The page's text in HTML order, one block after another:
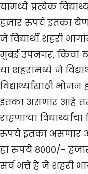
यामध्ये प्रत्येक
हजार रुपये इतका
जे विद्यार्थी शहरी
मुंबई उपनगर, किंवा
या शहरांमध्ये जे
विद्यार्थ्यांसाठी
इतका असणार आहे
राहणाऱ्या
रुपये इतका असणार
हा रुपये 8000/-
सर्व भत्ते हे जे शहरी